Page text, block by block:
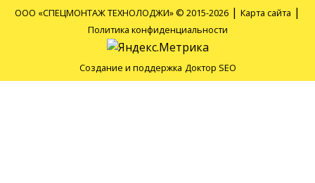
ООО «СПЕЦМОНТАЖ ТЕХНОЛОДЖИ» © 2015-2026 | Карта сайта |
Политика конфиденциальности
Создание и поддержка Доктор SEO